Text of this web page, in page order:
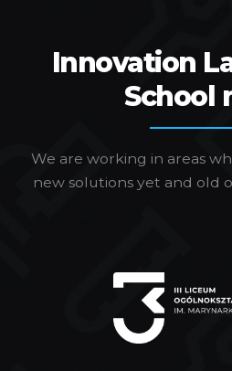
Innovation
School
We are working in areas
new solutions yet and old